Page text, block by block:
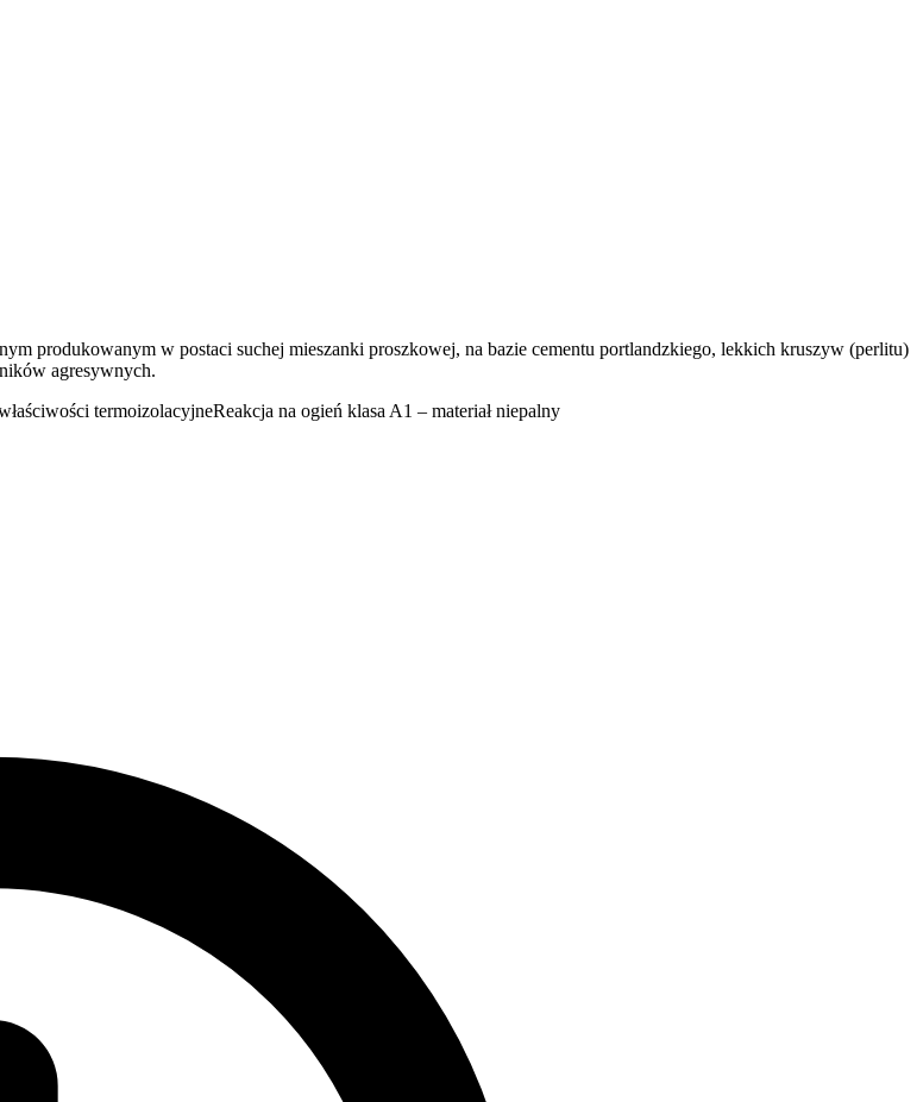
produkowanym w postaci suchej mieszanki proszkowej, na bazie cementu portlandzkiego, lekkich kruszyw (perlitu)
agresywnych.
termoizolacyjneReakcja na ogień klasa A1 – materiał niepalny